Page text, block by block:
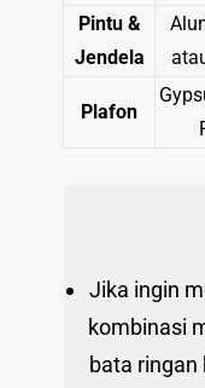
Pintu &
Jendela
Plafon
Jika ingin
kombinasi
bata ringan